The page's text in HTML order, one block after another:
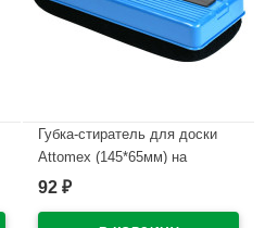
Губка-стиратель для доски
Attomex (145*65мм) на
магните арт.6022302
92 ₽